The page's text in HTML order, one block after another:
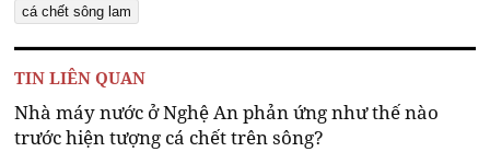
cá chết sông lam
TIN LIÊN QUAN
Nhà máy nước ở Nghệ An phản ứng như thế nào
trước hiện tượng cá chết trên sông?